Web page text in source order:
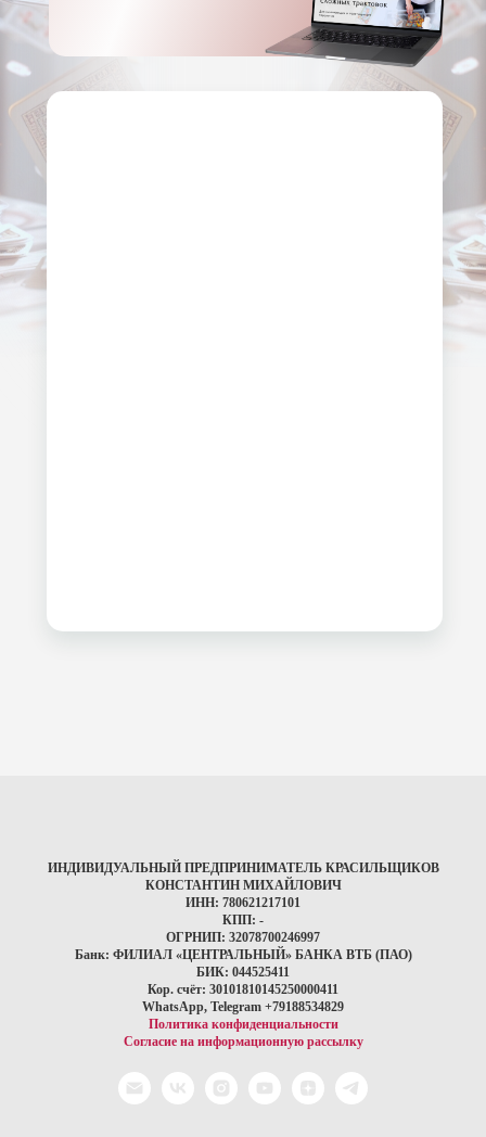
ИНДИВИДУАЛЬНЫЙ ПРЕДПРИНИМАТЕЛЬ КРАСИЛЬЩИКОВ
КОНСТАНТИН МИХАЙЛОВИЧ
ИНН: 780621217101
КПП: -
ОГРНИП: 32078700246997
Банк: ФИЛИАЛ «ЦЕНТРАЛЬНЫЙ» БАНКА ВТБ (ПАО)
БИК: 044525411
Кор. счёт: 30101810145250000411
WhatsApp, Telegram +79188534829
Политика конфиденциальности
Согласие на информационную рассылку